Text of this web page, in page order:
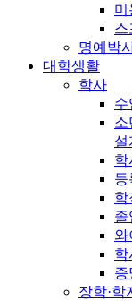
미
스
명예박
대학생활
학사
수
소
설
학
등
학
졸
와
학
증
장학·학